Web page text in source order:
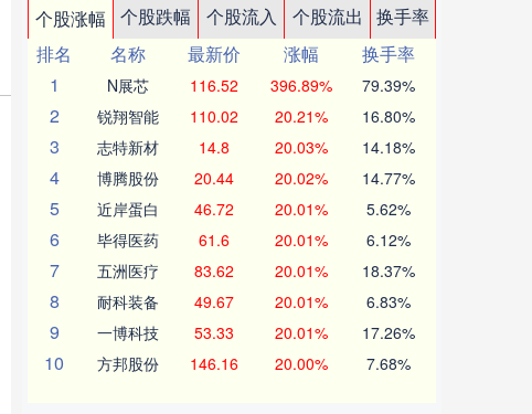
个股涨幅 个股跌幅 个股流入 个股流出
换手率
排名
名称 最新价 涨幅
换手率
1
N展芯 116.52 396.89% 79.39%
2 锐翔智能 110.02 20.21% 16.80%
3 志特新材 14.8 20.03% 14.18%
4 博腾股份 20.44 20.02% 14.77%
5 近岸蛋白 46.72 20.01% 5.62%
6 毕得医药 61.6 20.01% 6.12%
7 五洲医疗 83.62 20.01% 18.37%
8 耐科装备 49.67 20.01% 6.83%
9 一博科技 53.33 20.01% 17.26%
10 方邦股份 146.16 20.00% 7.68%